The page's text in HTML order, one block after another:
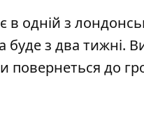
одній з
буде з два тижні.
повернеться до